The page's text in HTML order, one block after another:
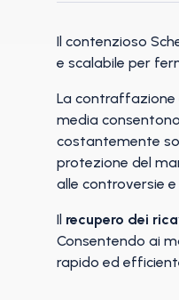
Il contenzioso
e scalabile per
La contraffazione
media
costantemente
protezione del
alle controversie e
Il recupero dei
Consentendo ai
rapido ed